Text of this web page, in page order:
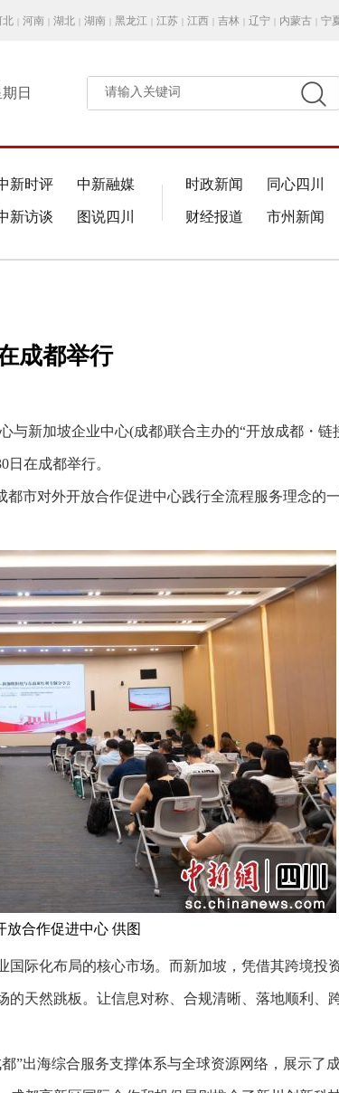
北 | 河南 | 湖北 | 湖南 | 黑龙江 | 江苏 | 江西 | 吉林 | 辽宁 | 内蒙古 | 宁
日 请输入关键词
新时评 中新融媒
新访谈 图说四川
时政新闻 同心四川
财经报道 市州新闻
成都举行
新加坡企业中心(成都)联合主办的“开放成都・链
在成都举行。
市对外开放合作促进中心践行全流程服务理念的
放合作促进中心 供图
化布局的核心市场。而新加坡，凭借其跨境投资
天然跳板。让信息对称、合规清晰、落地顺利、
出海综合服务支撑体系与全球资源网络，展示了